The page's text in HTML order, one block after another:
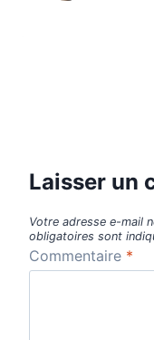
Laisser un
Votre adresse e-mail
obligatoires sont
Commentaire *